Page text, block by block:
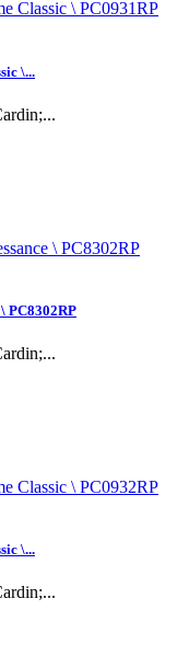
\...
PC8302RP
\...